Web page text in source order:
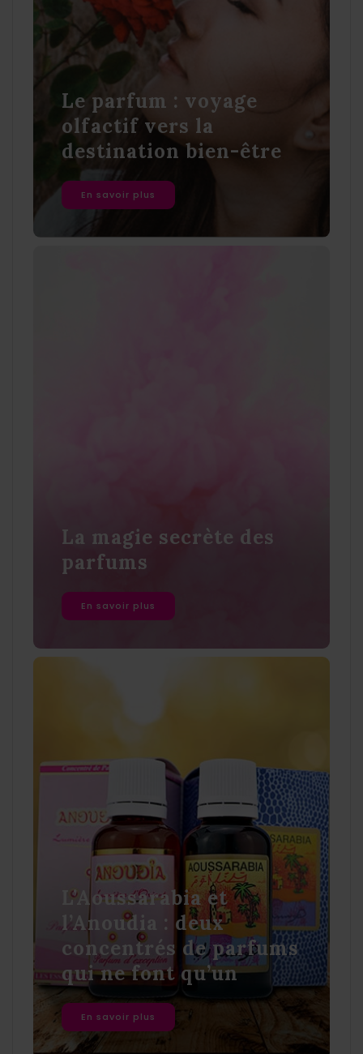
Le parfum : voyage
olfactif vers la
destination bien-être
En savoir plus
La magie secrète des
parfums
En savoir plus
L’Aoussarabia et
l’Anoudia : deux
concentrés de parfums
qui ne font qu’un
En savoir plus